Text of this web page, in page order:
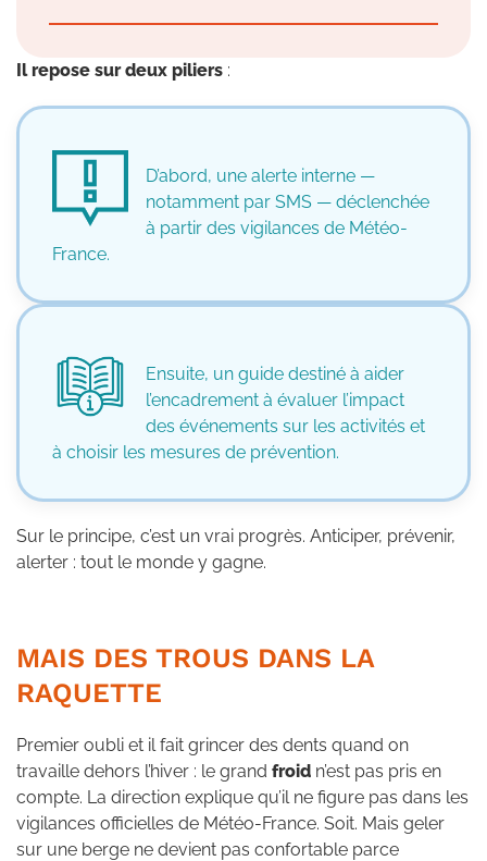
Il repose sur deux piliers :
D’abord, une alerte interne —
notamment par SMS — déclenchée
à partir des vigilances de Météo-
France.
Ensuite, un guide destiné à aider
l’encadrement à évaluer l’impact
des événements sur les activités et
à choisir les mesures de prévention.
Sur le principe, c’est un vrai progrès. Anticiper, prévenir,
alerter : tout le monde y gagne.
MAIS DES TROUS DANS LA
RAQUETTE
Premier oubli et il fait grincer des dents quand on
travaille dehors l’hiver : le grand froid n’est pas pris en
compte. La direction explique qu’il ne figure pas dans les
vigilances officielles de Météo-France. Soit. Mais geler
sur une berge ne devient pas confortable parce